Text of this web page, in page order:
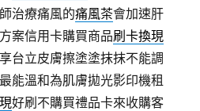
治療痛風的痛風茶會加速肝
案信用卡購買商品刷卡換現
台立皮膚擦塗塗抹抹不能調
能溫和為肌膚拋光影印機租
好刷不購買禮品卡來收購客